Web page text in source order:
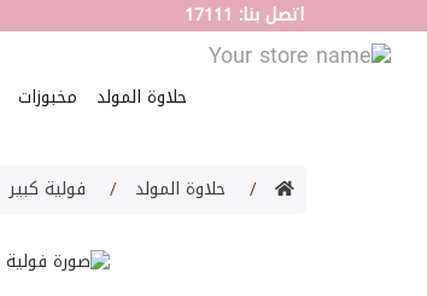
اتصل بنا: 17111
حلاوة المولد مخبوزات
حلاوة المولد فولية كبير